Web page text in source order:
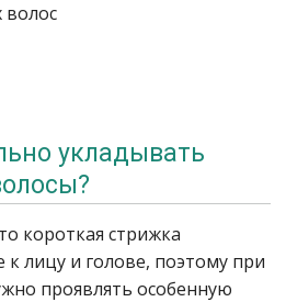
волос
укладывать
короткая стрижка
лицу и голове, поэтому при
проявлять особенную